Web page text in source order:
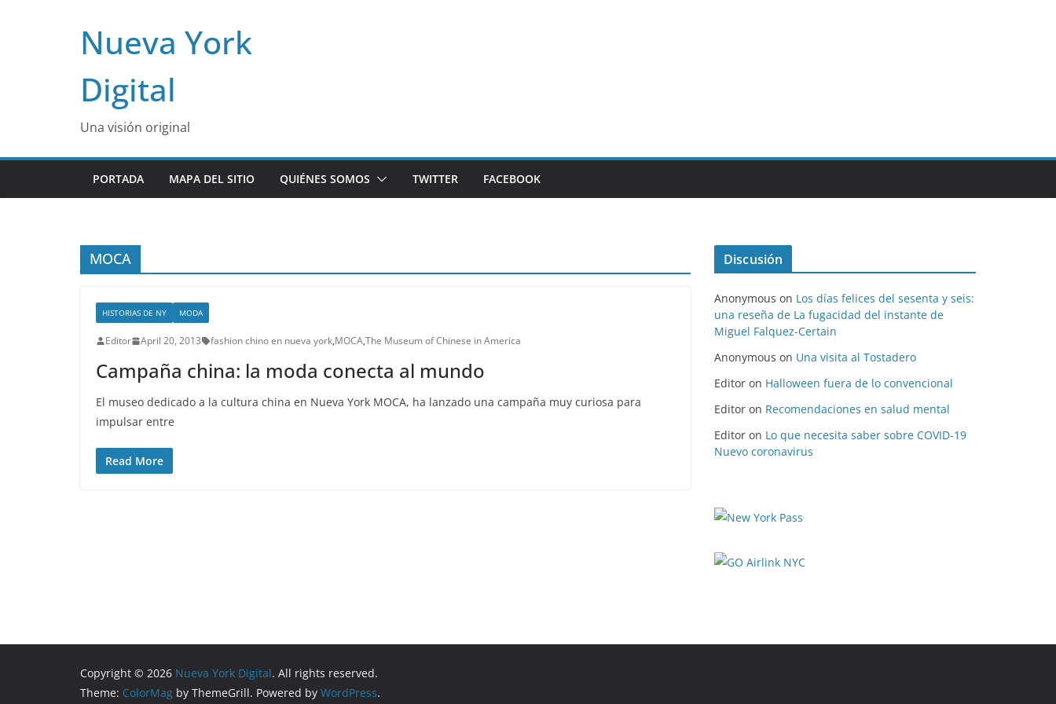
Nueva York
Digital
Una visión original
PORTADA MAPA DEL SITIO QUIÉNES SOMOS TWITTER FACEBOOK
MOCA
HISTORIAS DE NY MODA
Editor April 20, 2013 fashion chino en nueva york,MOCA,The Museum of Chinese in America
Campaña china: la moda conecta al mundo
El museo dedicado a la cultura china en Nueva York MOCA, ha lanzado una campaña muy curiosa para
impulsar entre
Read More
Discusión
Anonymous on Los días felices del sesenta y seis:
una reseña de La fugacidad del instante de
Miguel Falquez-Certain
Anonymous on Una visita al Tostadero
Editor on Halloween fuera de lo convencional
Editor on Recomendaciones en salud mental
Editor on Lo que necesita saber sobre COVID-19
Nuevo coronavirus
Copyright © 2026 Nueva York Digital. All rights reserved.
Theme: ColorMag by ThemeGrill. Powered by WordPress.